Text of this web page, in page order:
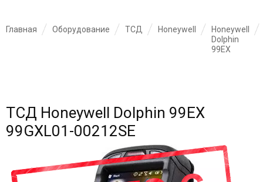
Главная Оборудование ТСД Honeywell
Honeywell
Dolphin
99EX
ТСД Honeywell Dolphin 99EX
99GXL01-00212SE